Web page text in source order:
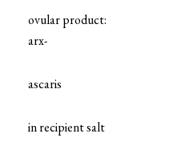
ovular product:
arx-
ascaris
in recipient salt